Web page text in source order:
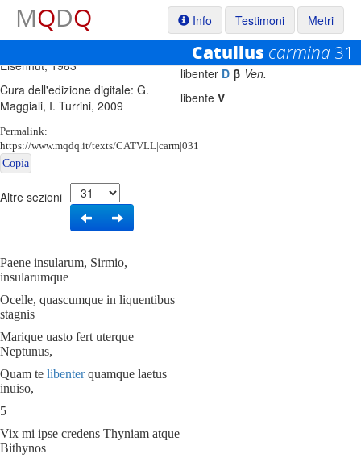
MQDQ Info Testimoni Metri
Catullus carmina 31
Eisenhut, 1983
Cura dell'edizione digitale: G.
Maggiali, I. Turrini, 2009
Permalink:
https://www.mqdq.it/texts/CATVLL|carm|031
Copia
Altre sezioni
Paene insularum, Sirmio,
insularumque
Ocelle, quascumque in liquentibus
stagnis
Marique uasto fert uterque
Neptunus,
Quam te libenterquamque laetus
inuiso,
5
Vix mi ipse credens Thyniam atque
Bithynos
libenter D β Ven.
libente V